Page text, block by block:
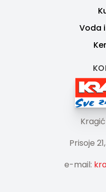
Voda
Prisoje
e-mail: